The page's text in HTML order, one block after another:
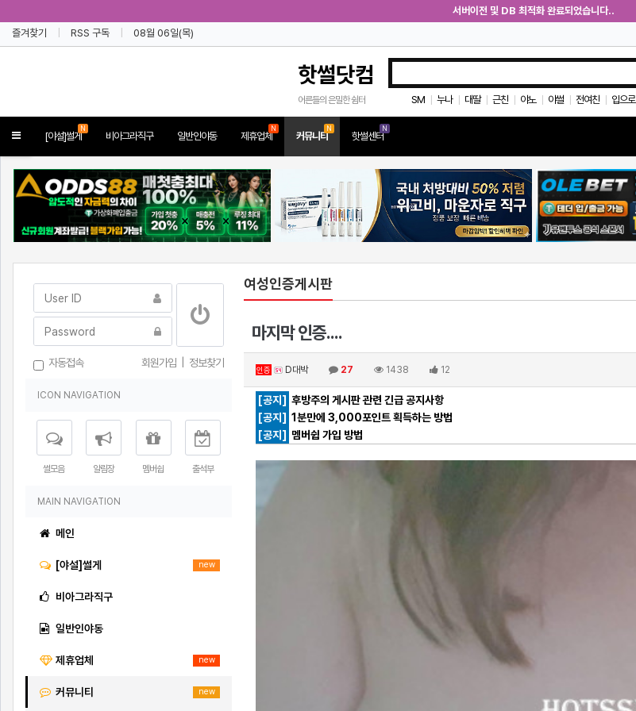
서버이전 및 DB 최적화 완료되었습니다..
즐겨찾기
RSS 구독 08월 06일(목)
핫썰닷컴
어른들의 은밀한 쉼터 SM 누나 대딸 근친 야노 야썰 전여친 입으로
Toggle[야설]썰게
N
비아그라직구 일반인야동 제휴업체
N
커뮤니티
N
핫썰센터
N
여성인증게시판
마지막 인증....
인증 D대박 27 1438 12
[공지] 후방주의 게시판 관련 긴급 공지사항
[공지] 1분만에 3,000포인트 획득하는 방법
[공지]
멤버쉽 가입 방법
자동접속 회원가입 정보찾기
ICON NAVIGATION
썰모음 알림장 멤버쉽 출석부
MAIN NAVIGATION
메인
[야설]썰게 new
비아그라직구
일반인야동
제휴업체 new
커뮤니티 new